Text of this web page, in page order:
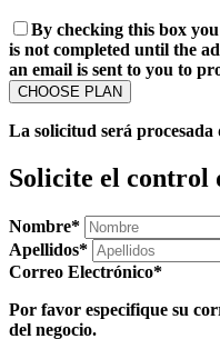
By checking this box
is not completed until the
an email is sent to you to
La solicitud será procesada
Solicite el control
Nombre*
Apellidos*
Correo Electrónico*
Por favor especifique su
del negocio.